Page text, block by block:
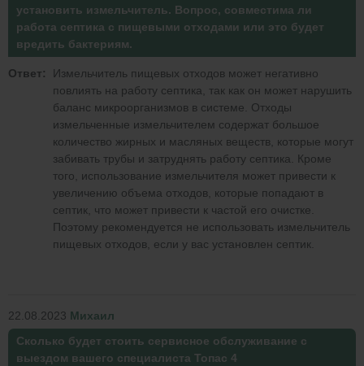
установить измельчитель. Вопрос, совместима ли
работа септика с пищевыми отходами или это будет
вредить бактериям.
Ответ:
Измельчитель пищевых отходов может негативно
повлиять на работу септика, так как он может нарушить
баланс микроорганизмов в системе. Отходы
измельченные измельчителем содержат большое
количество жирных и масляных веществ, которые могут
забивать трубы и затруднять работу септика. Кроме
того, использование измельчителя может привести к
увеличению объема отходов, которые попадают в
септик, что может привести к частой его очистке.
Поэтому рекомендуется не использовать измельчитель
пищевых отходов, если у вас установлен септик.
22.08.2023 Михаил
Сколько будет стоить сервисное обслуживание с
выездом вашего специалиста Топас 4